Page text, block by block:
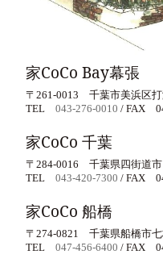
家CoCo Bay幕張
〒261-0013 千葉市美浜区
TEL043-276-0010 / FAX
家CoCo 千葉
〒284-0016 千葉県四街道市
TEL043-420-7300 / FAX
家CoCo 船橋
〒274-0821 千葉県船橋市七
TEL047-456-6400 / FAX